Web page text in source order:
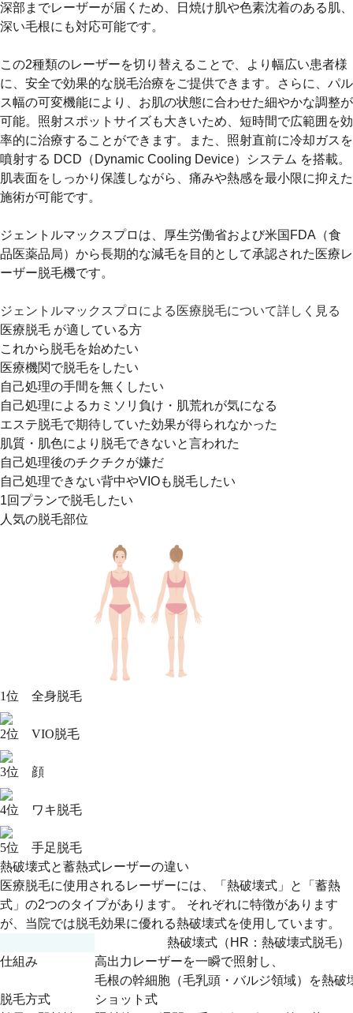
深部までレーザーが届くため、日焼け肌や色素沈着のある肌、
深い毛根にも対応可能です。
この2種類のレーザーを切り替えることで、より幅広い患者様
に、安全で効果的な脱毛治療をご提供できます。さらに、パル
ス幅の可変機能により、お肌の状態に合わせた細やかな調整が
可能。照射スポットサイズも大きいため、 短時間で広範囲を効
率的に治療することができます。また、照射直前に冷却ガスを
噴射する DCD（Dynamic Cooling Device）システム を搭載。
肌表面をしっかり保護しながら、痛みや熱感を最小限に抑えた
施術が可能です。
ジェントルマックスプロは、厚生労働省および米国FDA（食
品医薬品局）から長期的な減毛を目的として承認された医療レ
ーザー脱毛機です。
ジェントルマックスプロによる医療脱毛について詳しく見る
医療脱毛 が適している方
これから脱毛を始めたい
医療機関で脱毛をしたい
自己処理の手間を無くしたい
自己処理によるカミソリ負け・肌荒れが気になる
エステ脱毛で期待していた効果が得られなかった
肌質・肌色により脱毛できないと言われた
自己処理後のチクチクが嫌だ
自己処理できない背中やVIOも脱毛したい
1回プランで脱毛したい
人気の脱毛部位
1位 全身脱毛
2位 VIO脱毛
3位 顔
4位 ワキ脱毛
5位 手足脱毛
熱破壊式と蓄熱式レーザーの違い
医療脱毛に使用されるレーザーには、
「熱破壊式」 と
「蓄熱
式」 の2つのタイプがあります。 それぞれに特徴があります
が、当院では脱毛効果に優れる熱破壊式を使用しています。
熱破壊式（HR：熱破壊式脱毛）
仕組み
高出力レーザーを一瞬で照射し、
毛根の幹細胞（毛乳頭・バルジ領域）を熱破
脱毛方式
ショット式